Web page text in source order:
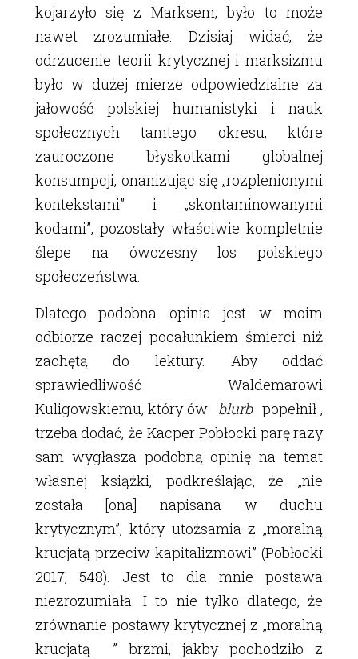
kojarzyło się z Marksem, było to może
nawet zrozumiałe. Dzisiaj widać, że
odrzucenie teorii krytycznej i marksizmu
było w dużej mierze odpowiedzialne za
jałowość polskiej humanistyki i nauk
społecznych tamtego okresu, które
zauroczone błyskotkami globalnej
konsumpcji, onanizując się „rozplenionymi
kontekstami” i „skontaminowanymi
kodami”, pozostały właściwie kompletnie
ślepe na ówczesny los polskiego
społeczeństwa.
Dlatego podobna opinia jest w moim
odbiorze raczej pocałunkiem śmierci niż
zachętą do lektury. Aby oddać
sprawiedliwość Waldemarowi
Kuligowskiemu, który ów blurb popełnił ,
trzeba dodać, że Kacper Pobłocki parę razy
sam wygłasza podobną opinię na temat
własnej książki, podkreślając, że „nie
została [ona] napisana w duchu
krytycznym”, który utożsamia z „moralną
krucjatą przeciw kapitalizmowi” (Pobłocki
2017, 548). Jest to dla mnie postawa
niezrozumiała. I to nie tylko dlatego, że
zrównanie postawy krytycznej z „moralną
krucjatą ” brzmi, jakby pochodziło z